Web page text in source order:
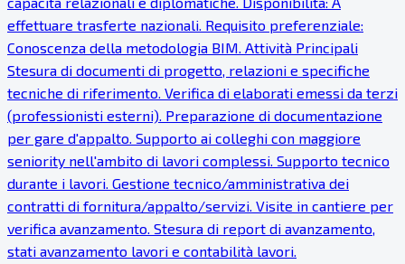
effettuare trasferte nazionali. Requisito preferenziale:
Conoscenza della metodologia BIM. Attività Principali
Stesura di documenti di progetto, relazioni e specifiche
tecniche di riferimento. Verifica di elaborati emessi da terzi
(professionisti esterni). Preparazione di documentazione
per gare d'appalto. Supporto ai colleghi con maggiore
seniority nell'ambito di lavori complessi. Supporto tecnico
durante i lavori. Gestione tecnico/amministrativa dei
contratti di fornitura/appalto/servizi. Visite in cantiere per
verifica avanzamento. Stesura di report di avanzamento,
stati avanzamento lavori e contabilità lavori.